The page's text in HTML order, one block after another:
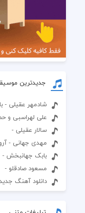
جدیدترین
شادمهر عقیلی -
علی لهراسبی
سالار عقیلی -
مهدی جهانی -
بابک جهانبخش -
مسعود صادقلو -
دانلود آهنگ